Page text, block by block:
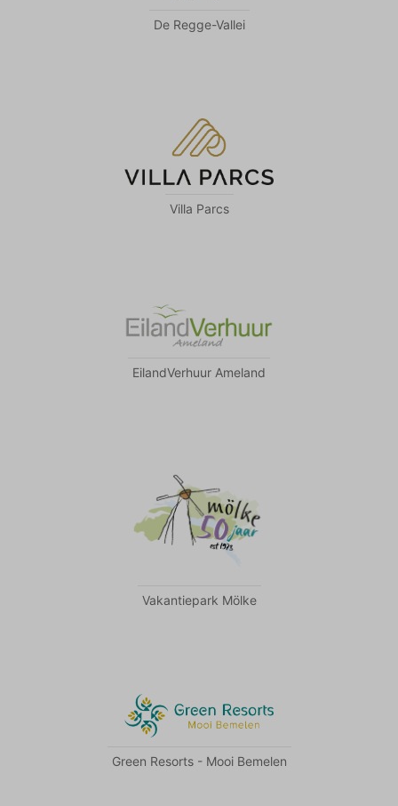
De Regge-Vallei
Villa Parcs
EilandVerhuur Ameland
Vakantiepark Mölke
Green Resorts - Mooi Bemelen